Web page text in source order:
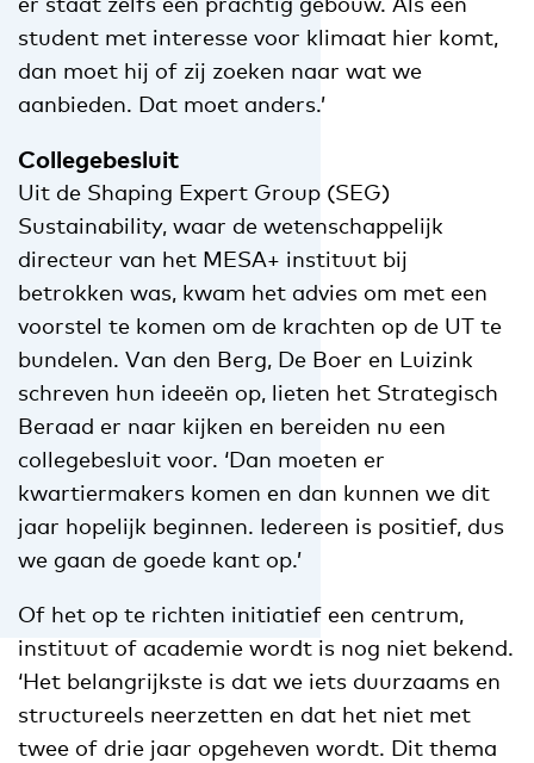
student met interesse voor klimaat hier komt,
dan moet hij of zij zoeken naar wat we
aanbieden. Dat moet anders.’
Collegebesluit
Uit de Shaping Expert Group (SEG)
Sustainability, waar de wetenschappelijk
directeur van het MESA+ instituut bij
betrokken was, kwam het advies om met een
voorstel te komen om de krachten op de UT te
bundelen. Van den Berg, De Boer en Luizink
schreven hun ideeën op, lieten het Strategisch
Beraad er naar kijken en bereiden nu een
collegebesluit voor. ‘Dan moeten er
kwartiermakers komen en dan kunnen we dit
jaar hopelijk beginnen. Iedereen is positief, dus
we gaan de goede kant op.’
Of het op te richten initiatief een centrum,
instituut of academie wordt is nog niet bekend.
‘Het belangrijkste is dat we iets duurzaams en
structureels neerzetten en dat het niet met
twee of drie jaar opgeheven wordt. Dit thema